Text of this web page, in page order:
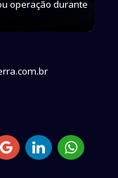
operação durante